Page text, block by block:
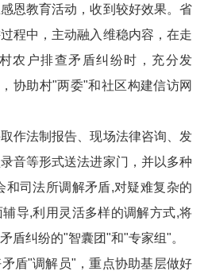
恩教育活动，收到较好效果。省
程中，主动融入维稳内容，在走
农户排查矛盾纠纷时，充分发
协助村"两委"和社区构建信访网
法制报告、现场法律咨询、发
音等形式送法进家门，并以多种
和司法所调解矛盾,对疑难复杂的
导,利用灵活多样的调解方式,将
盾纠纷的"智囊团"和"专家组"。
"调解员"，重点协助基层做好